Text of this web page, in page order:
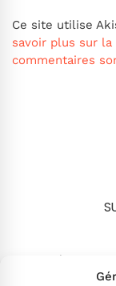
Ce site utilise
savoir plus sur
commentaires
Search